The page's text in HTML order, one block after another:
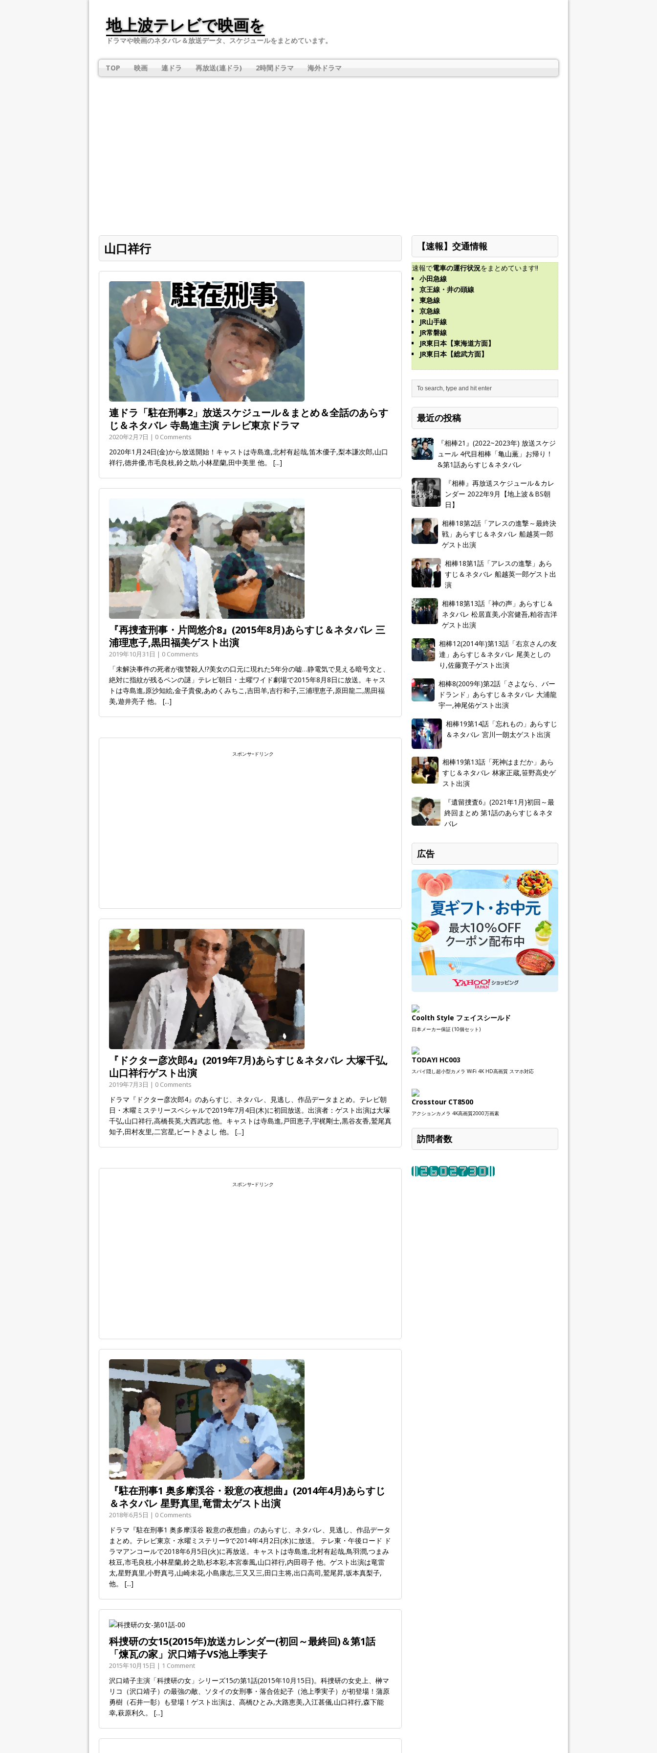
地上波テレビで映画を
ドラマや映画のネタバレ＆放送データ、スケジュールをまとめています。
TOP 映画 連ドラ 再放送(連ドラ) 2時間ドラマ 海外ドラマ
山口祥行
連ドラ「駐在刑事2」放送スケジュール＆まとめ＆全話のあらす
じ＆ネタバレ 寺島進主演 テレビ東京ドラマ
2020年2月7日 | 0 Comments
2020年1月24日(金)から放送開始！キャストは寺島進,北村有起哉,笛木優子,梨本謙次郎,山口
祥行,徳井優,市毛良枝,鈴之助,小林星蘭,田中美里 他。 [...]
『再捜査刑事・片岡悠介8』(2015年8月)あらすじ＆ネタバレ 三
浦理恵子,黒田福美ゲスト出演
2019年10月31日 | 0 Comments
「未解決事件の死者が復讐殺人!?美女の口元に現れた5年分の嘘…静電気で見える暗号文と、
絶対に指紋が残るペンの謎」テレビ朝日・土曜ワイド劇場で2015年8月8日に放送。キャス
トは寺島進,原沙知絵,金子貴俊,あめくみちこ,吉田羊,吉行和子,三浦理恵子,原田龍二,黒田福
美,遊井亮子 他。 [...]
スポンサｰドリンク
『ドクター彦次郎4』(2019年7月)あらすじ＆ネタバレ 大塚千弘,
山口祥行ゲスト出演
2019年7月3日 | 0 Comments
ドラマ『ドクター彦次郎4』のあらすじ、ネタバレ、見逃し、作品データまとめ。テレビ朝
日・木曜ミステリースペシャルで2019年7月4日(木)に初回放送。出演者：ゲスト出演は大塚
千弘,山口祥行,高橋長英,大西武志 他。キャストは寺島進,戸田恵子,宇梶剛士,黒谷友香,鷲尾真
知子,田村友里,二宮星,ビートきよし 他。 [...]
スポンサｰドリンク
『駐在刑事1 奥多摩渓谷・殺意の夜想曲』(2014年4月)あらすじ
＆ネタバレ 星野真里,竜雷太ゲスト出演
2018年6月5日 | 0 Comments
ドラマ『駐在刑事1 奥多摩渓谷 殺意の夜想曲』のあらすじ、ネタバレ、見逃し、作品データ
まとめ。テレビ東京・水曜ミステリー9で2014年4月2日(水)に放送。 テレ東・午後ロード ド
ラマアンコールで2018年6月5日(火)に再放送。キャストは寺島進,北村有起哉,鳥羽潤,つまみ
枝豆,市毛良枝,小林星蘭,鈴之助,杉本彩,本宮泰風,山口祥行,内田尋子 他。ゲスト出演は竜雷
太,星野真里,小野真弓,山崎未花,小島康志,三又又三,田口主将,出口高司,鷲尾昇,坂本真梨子,
他。 [...]
科捜研の女15(2015年)放送カレンダー(初回～最終回)＆第1話
「煉瓦の家」沢口靖子VS池上季実子
2015年10月15日 | 1 Comment
沢口靖子主演「科捜研の女」シリーズ15の第1話(2015年10月15日)。科捜研の女史上、榊マ
リコ（沢口靖子）の最強の敵、ソタイの女刑事・落合佐妃子（池上季実子）が初登場！蒲原
勇樹（石井一彰）も登場！ゲスト出演は、高橋ひとみ,大路恵美,入江甚儀,山口祥行,森下能
幸,萩原利久。 [...]
【速報】交通情報
速報で電車の運行状況をまとめています!!
小田急線
京王線・井の頭線
東急線
京急線
JR山手線
JR常磐線
JR東日本【東海道方面】
JR東日本【総武方面】
最近の投稿
『相棒21』(2022~2023年) 放送スケジ
ュール 4代目相棒「亀山薫」お帰り！
&第1話あらすじ＆ネタバレ
『相棒』再放送スケジュール＆カレ
ンダー 2022年9月【地上波＆BS朝
日】
相棒18第2話「アレスの進撃～最終決
戦」あらすじ＆ネタバレ 船越英一郎
ゲスト出演
相棒18第1話「アレスの進撃」あら
すじ＆ネタバレ 船越英一郎ゲスト出
演
相棒18第13話「神の声」あらすじ＆
ネタバレ 松居直美,小宮健吾,粕谷吉洋
ゲスト出演
相棒12(2014年)第13話「右京さんの友
達」あらすじ＆ネタバレ 尾美としの
り,佐藤寛子ゲスト出演
相棒8(2009年)第2話「さよなら、バー
ドランド」あらすじ＆ネタバレ 大浦龍
宇一,神尾佑ゲスト出演
相棒19第14話「忘れもの」あらすじ
＆ネタバレ 宮川一朗太ゲスト出演
相棒19第13話「死神はまだか」あら
すじ＆ネタバレ 林家正蔵,笹野高史ゲ
スト出演
『遺留捜査6』(2021年1月)初回～最
終回まとめ 第1話のあらすじ＆ネタ
バレ
広告
Coolth Style フェイスシールド
日本メーカー保証 (10個セット)
TODAYI HC003
スパイ隠し超小型カメラ WiFi 4K HD高画質 スマホ対応
Crosstour CT8500
アクションカメラ 4K高画質2000万画素
訪問者数